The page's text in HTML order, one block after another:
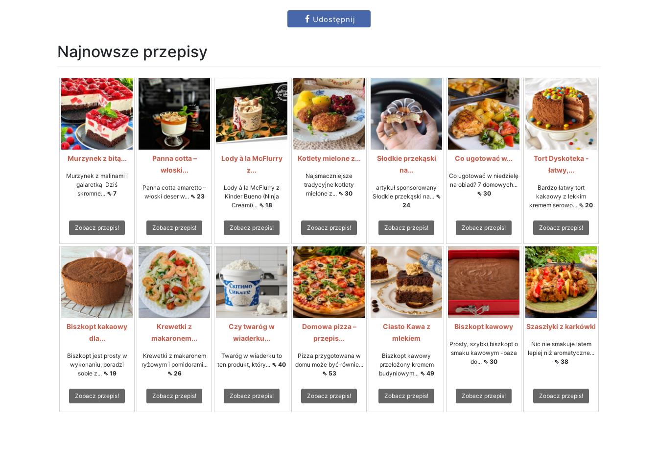
Udostępnij
Najnowsze przepisy
Murzynek z bitą...
Murzynek z malinami i
galaretką Dziś
skromne... ⇖ 7
Zobacz przepis!
Panna cotta –
włoski...
Panna cotta amaretto –
włoski deser w... ⇖ 23
Zobacz przepis!
Lody à la McFlurry
z...
Lody à la McFlurry z
Kinder Bueno (Ninja
Creami)... ⇖ 18
Zobacz przepis!
Kotlety mielone z...
Najsmaczniejsze
tradycyjne kotlety
mielone z... ⇖ 30
Zobacz przepis!
Słodkie przekąski
na...
artykuł sponsorowany
Słodkie przekąski na... ⇖
24
Zobacz przepis!
Co ugotować w...
Co ugotować w niedzielę
na obiad? 7 domowych...
⇖ 30
Zobacz przepis!
Tort Dyskoteka -
łatwy,...
Bardzo łatwy tort
kakaowy z lekkim
kremem serowo... ⇖ 20
Zobacz przepis!
Biszkopt kakaowy
dla...
Biszkopt jest prosty w
wykonaniu, poradzi
sobie z... ⇖ 19
Zobacz przepis!
Krewetki z
makaronem...
Krewetki z makaronem
ryżowym i pomidorami...
⇖ 26
Zobacz przepis!
Czy twaróg w
wiaderku...
Twaróg w wiaderku to
ten produkt, który... ⇖ 40
Zobacz przepis!
Domowa pizza –
przepis...
Pizza przygotowana w
domu może być równie...
⇖ 53
Zobacz przepis!
Ciasto Kawa z
mlekiem
Biszkopt kawowy
przełożony kremem
budyniowym... ⇖ 49
Zobacz przepis!
Biszkopt kawowy
Prosty, szybki biszkopt o
smaku kawowym -baza
do... ⇖ 30
Zobacz przepis!
Szaszłyki z karkówki
Nic nie smakuje latem
lepiej niż aromatyczne...
⇖ 38
Zobacz przepis!